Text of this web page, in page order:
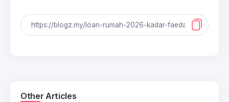
Other Articles